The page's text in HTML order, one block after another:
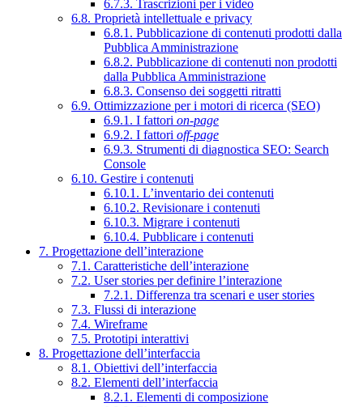
6.7.3. Trascrizioni per i video
6.8. Proprietà intellettuale e privacy
6.8.1. Pubblicazione di contenuti prodotti dalla
Pubblica Amministrazione
6.8.2. Pubblicazione di contenuti non prodotti
dalla Pubblica Amministrazione
6.8.3. Consenso dei soggetti ritratti
6.9. Ottimizzazione per i motori di ricerca (SEO)
6.9.1. I fattori on-page
6.9.2. I fattori off-page
6.9.3. Strumenti di diagnostica SEO: Search
Console
6.10. Gestire i contenuti
6.10.1. L’inventario dei contenuti
6.10.2. Revisionare i contenuti
6.10.3. Migrare i contenuti
6.10.4. Pubblicare i contenuti
7. Progettazione dell’interazione
7.1. Caratteristiche dell’interazione
7.2. User stories per definire l’interazione
7.2.1. Differenza tra scenari e user stories
7.3. Flussi di interazione
7.4. Wireframe
7.5. Prototipi interattivi
8. Progettazione dell’interfaccia
8.1. Obiettivi dell’interfaccia
8.2. Elementi dell’interfaccia
8.2.1. Elementi di composizione